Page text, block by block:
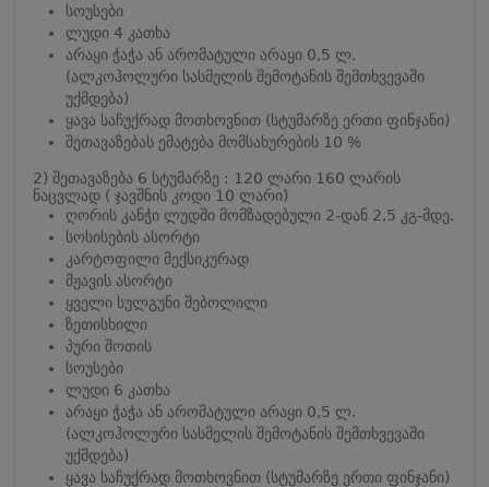
სოუსები
ლუდი 4 კათხა
არაყი ჭაჭა ან არომატული არაყი 0,5 ლ.
(ალკოჰოლური სასმელის შემოტანის შემთხვევაში
უქმდება)
ყავა საჩუქრად მოთხოვნით (სტუმარზე ერთი ფინჯანი)
შეთავაზებას ემატება მომსახურების 10 %
2) შეთავაზება 6 სტუმარზე : 120 ლარი 160 ლარის
ნაცვლად ( ჯავშნის კოდი 10 ლარი)
ღორის კანჭი ლუდში მომზადებული 2-დან 2,5 კგ-მდე.
სოსისების ასორტი
კარტოფილი მექსიკურად
მჟავის ასორტი
ყველი სულგუნი შებოლილი
ზეთისხილი
პური შოთის
სოუსები
ლუდი 6 კათხა
არაყი ჭაჭა ან არომატული არაყი 0,5 ლ.
(ალკოჰოლური სასმელის შემოტანის შემთხვევაში
უქმდება)
ყავა საჩუქრად მოთხოვნით (სტუმარზე ერთი ფინჯანი)